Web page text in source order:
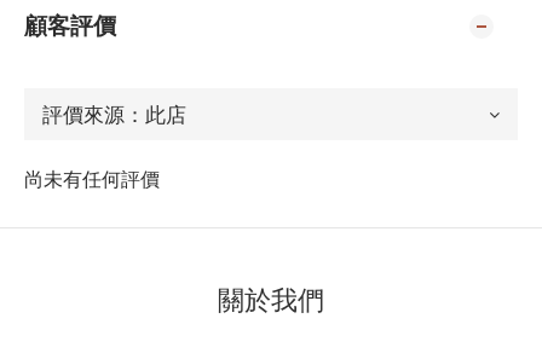
顧客評價
尚未有任何評價
關於我們